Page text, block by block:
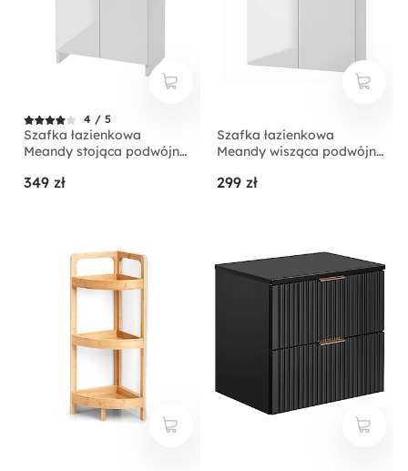
4 / 5
Szafka łazienkowa
Meandy stojąca podwójna
349 zł
Szafka łazienkowa
Meandy wisząca podwójna
299 zł